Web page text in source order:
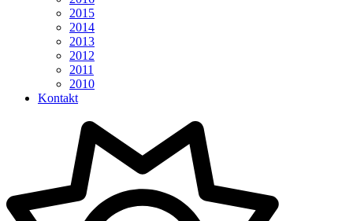
2015
2014
2013
2012
2011
2010
Kontakt